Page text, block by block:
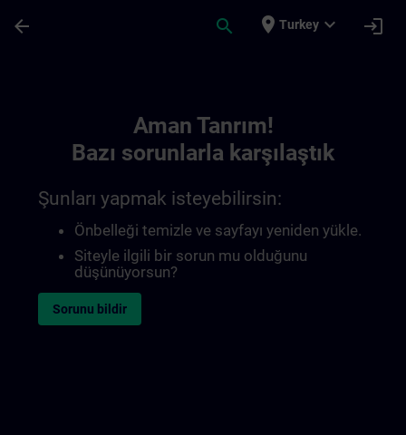
arrow_back search place Turkey expand_more login
Aman Tanrım!
Bazı sorunlarla karşılaştık
Şunları yapmak isteyebilirsin:
Önbelleği temizle ve sayfayı yeniden yükle.
Siteyle ilgili bir sorun mu olduğunu
düşünüyorsun?
Sorunu bildir